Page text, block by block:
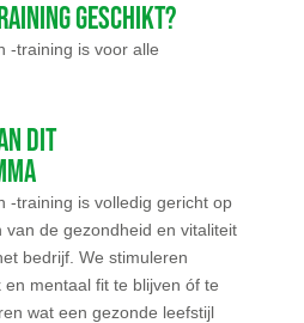
geschikt?
-training is voor alle
dit
-training is volledig gericht op
de gezondheid en vitaliteit
bedrijf. We stimuleren
mentaal fit te blijven óf te
wat een gezonde leefstijl